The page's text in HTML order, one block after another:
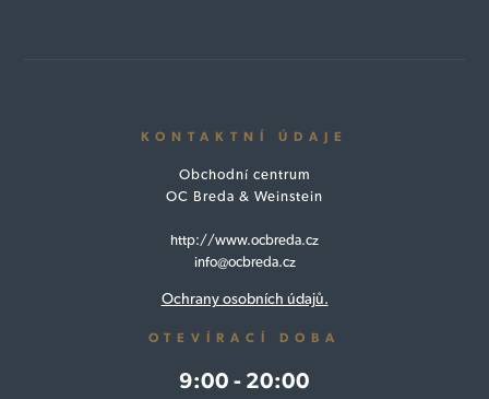
KONTAKTNÍ ÚDAJE
Obchodní centrum
OC Breda & Weinstein
http://www.ocbreda.cz
info@ocbreda.cz
Ochrany osobních údajů.
OTEVÍRACÍ DOBA
9:00 - 20:00